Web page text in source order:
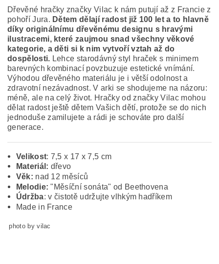
Dřevěné hračky značky Vilac k nám putují až z Francie z
pohoří Jura. Dětem dělají radost již 100 let a to hlavně
díky originálnímu dřevěnému designu s hravými
ilustracemi, které zaujmou snad všechny věkové
kategorie, a děti si k nim vytvoří vztah až do
dospělosti. Lehce starodávný styl hraček s minimem
barevných kombinací povzbuzuje estetické vnímání.
Výhodou dřevěného materiálu je i větší odolnost a
zdravotní nezávadnost. V arki se shodujeme na názoru:
méně, ale na celý život. Hračky od značky Vilac mohou
dělat radost ještě dětem Vašich dětí, protože se do nich
jednoduše zamilujete a rádi je schováte pro další
generace.
Velikost: 7,5 x 17 x 7,5 cm
Materiál: dřevo
Věk: nad 12 měsíců
Melodie: "Měsíční sonáta" od Beethovena
Údržba: v čistotě udržujte vlhkým hadříkem
Made in France
photo by vilac